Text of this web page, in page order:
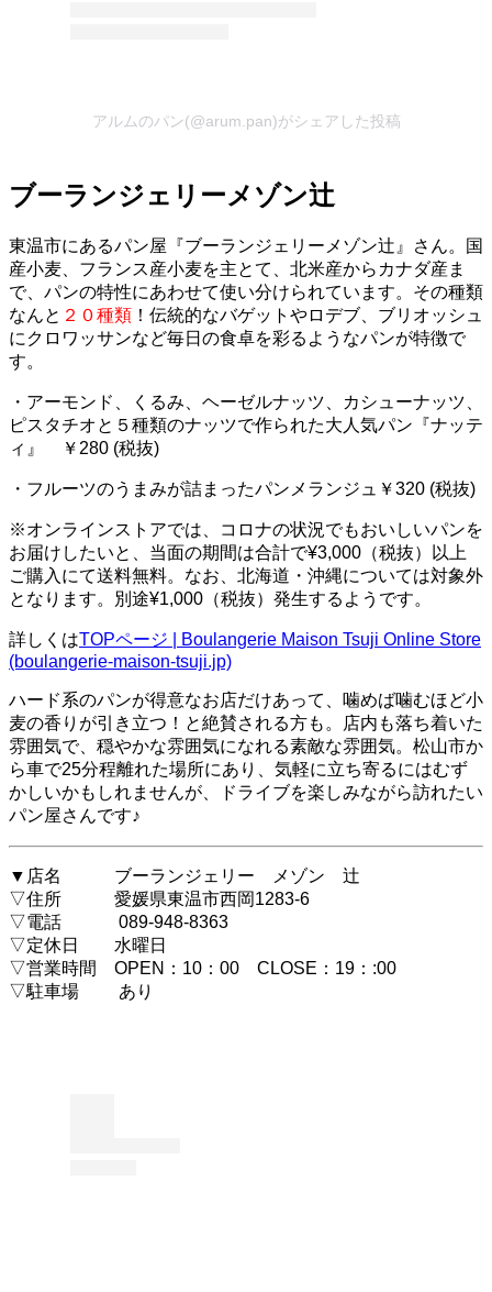
アルムのパン(@arum.pan)がシェアした投稿
ブーランジェリーメゾン辻
東温市にあるパン屋『ブーランジェリーメゾン辻』さん。国
産小麦、フランス産小麦を主とて、北米産からカナダ産ま
で、パンの特性にあわせて使い分けられています。その種類
なんと ２０種類 ！伝統的なバゲットやロデブ、ブリオッシュ
にクロワッサンなど毎日の食卓を彩るようなパンが特徴で
す。
・アーモンド、くるみ、ヘーゼルナッツ、カシューナッツ、
ピスタチオと５種類のナッツで作られた大人気パン『ナッテ
ィ』 ￥280 (税抜)
・フルーツのうまみが詰まったパンメランジュ￥320 (税抜)
※オンラインストアでは、コロナの状況でもおいしいパンを
お届けしたいと、当面の期間は合計で¥3,000（税抜）以上
ご購入にて送料無料。なお、北海道・沖縄については対象外
となります。別途¥1,000（税抜）発生するようです。
詳しくはTOPページ | Boulangerie Maison Tsuji Online Store
(boulangerie-maison-tsuji.jp)
ハード系のパンが得意なお店だけあって、噛めば噛むほど小
麦の香りが引き立つ！と絶賛される方も。店内も落ち着いた
雰囲気で、穏やかな雰囲気になれる素敵な雰囲気。松山市か
ら車で25分程離れた場所にあり、気軽に立ち寄るにはむず
かしいかもしれませんが、ドライブを楽しみながら訪れたい
パン屋さんです♪
▼店名 ブーランジェリー メゾン 辻
▽住所 愛媛県東温市西岡1283-6
▽電話 089-948-8363
▽定休日 水曜日
▽営業時間 OPEN：10：00 CLOSE：19：:00
▽駐車場 あり